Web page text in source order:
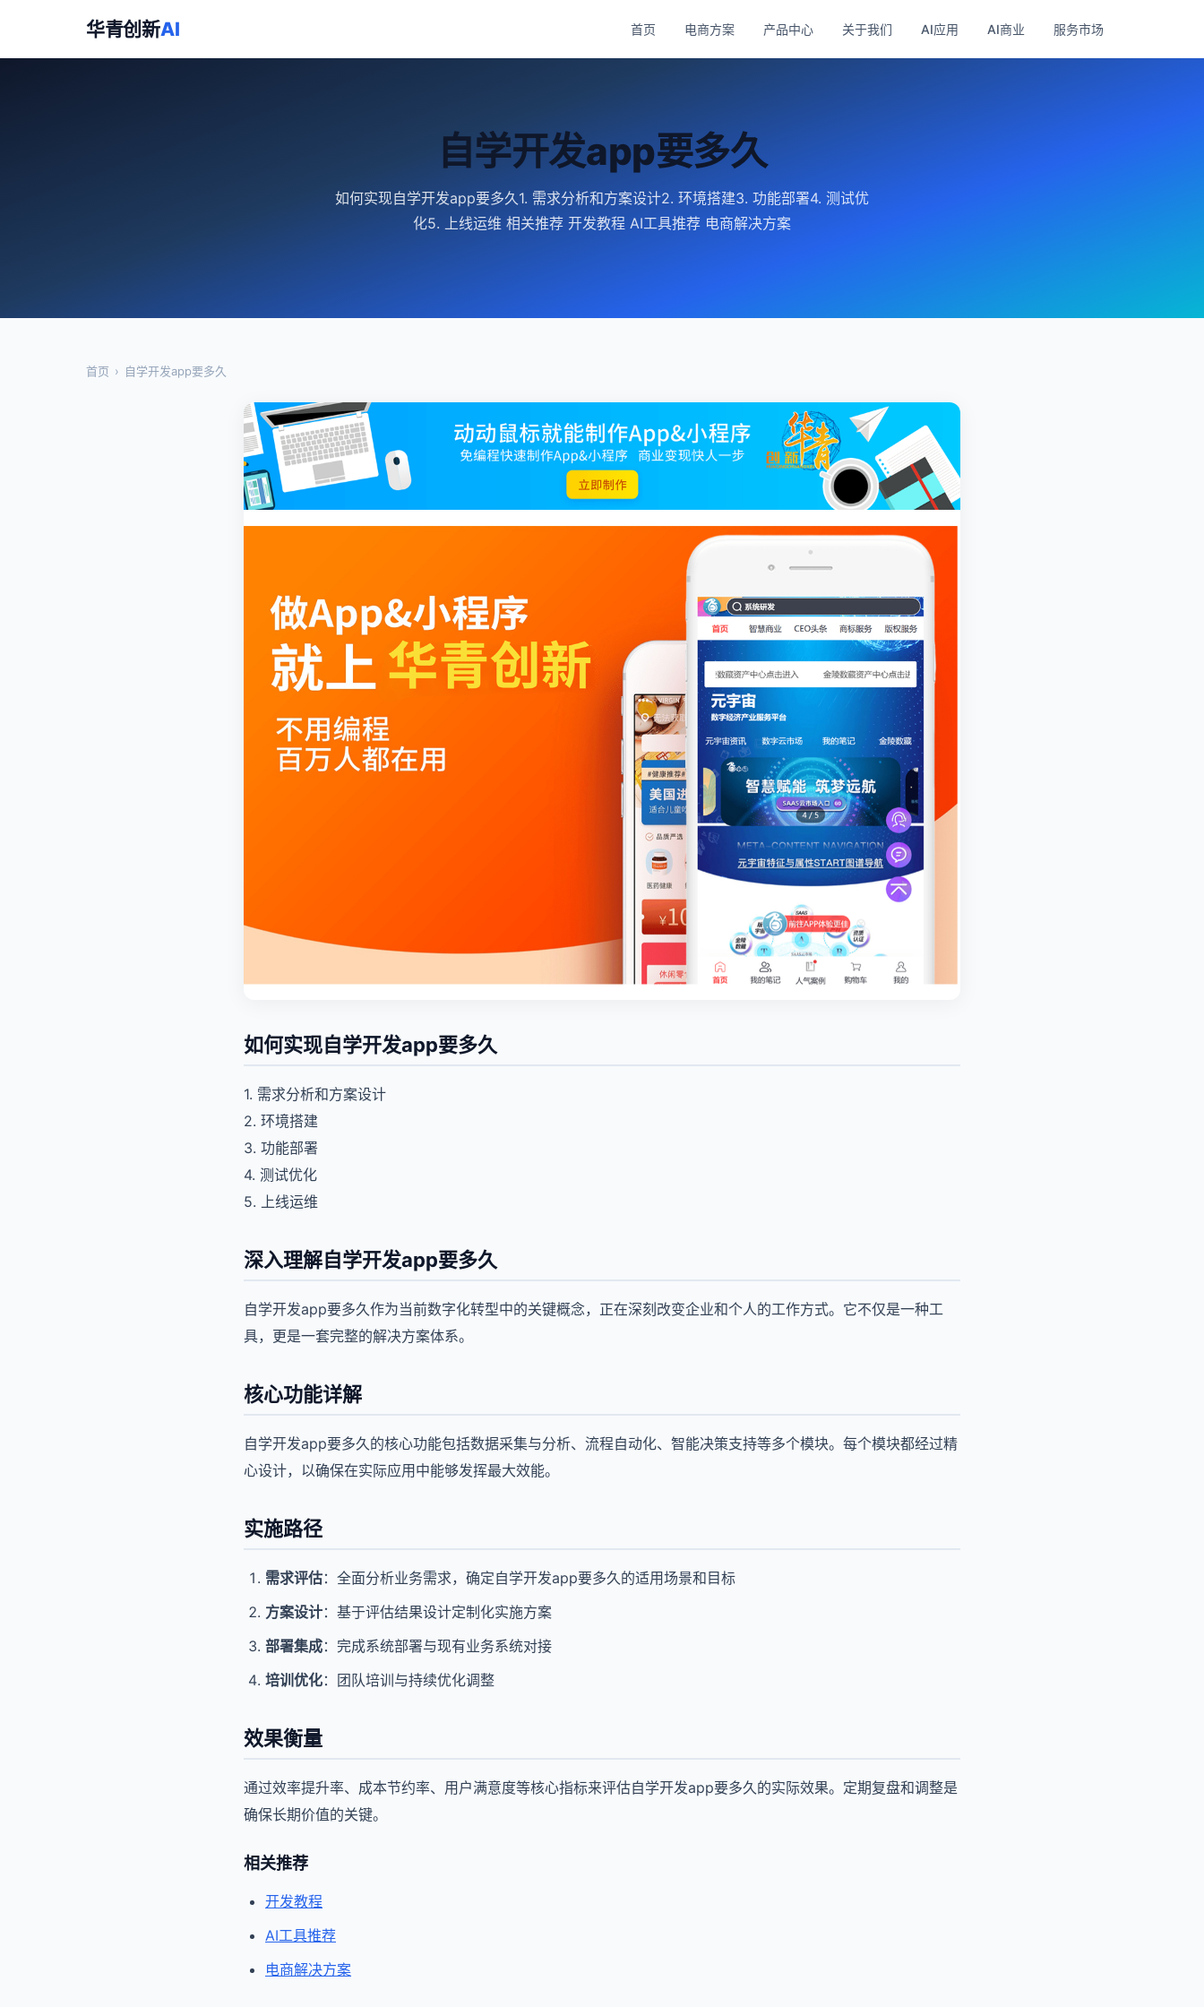
华青创新AI 首页 电商方案 产品中心 关于我们 AI应用 AI商业 服务市场
自学开发app要多久
如何实现自学开发app要多久1. 需求分析和方案设计2. 环境搭建3. 功能部署4. 测试优
化5. 上线运维 相关推荐 开发教程 AI工具推荐 电商解决方案
首页 › 自学开发app要多久
如何实现自学开发app要多久
1. 需求分析和方案设计
2. 环境搭建
3. 功能部署
4. 测试优化
5. 上线运维
深入理解自学开发app要多久
自学开发app要多久作为当前数字化转型中的关键概念，正在深刻改变企业和个人的工作方式。它不仅是一种工
具，更是一套完整的解决方案体系。
核心功能详解
自学开发app要多久的核心功能包括数据采集与分析、流程自动化、智能决策支持等多个模块。每个模块都经过精
心设计，以确保在实际应用中能够发挥最大效能。
实施路径
需求评估：全面分析业务需求，确定自学开发app要多久的适用场景和目标
方案设计：基于评估结果设计定制化实施方案
部署集成：完成系统部署与现有业务系统对接
培训优化：团队培训与持续优化调整
效果衡量
通过效率提升率、成本节约率、用户满意度等核心指标来评估自学开发app要多久的实际效果。定期复盘和调整是
确保长期价值的关键。
相关推荐
开发教程
AI工具推荐
电商解决方案